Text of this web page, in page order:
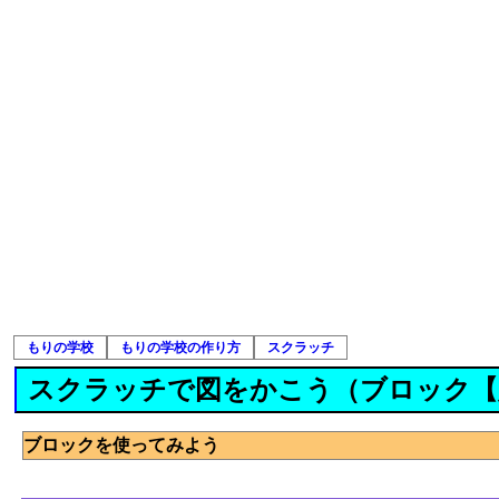
もりの学校 もりの学校の作り方 スクラッチ
スクラッチで図をかこう（ブロック【
ブロックを使ってみよう